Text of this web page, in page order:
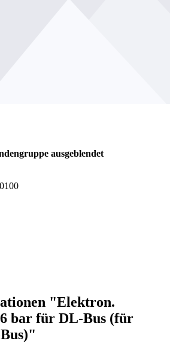
ausgeblendet
"Elektron.
bar für DL-Bus (für